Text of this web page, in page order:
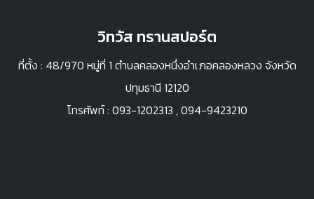
วิทวัส ทรานสปอร์ต
ที่ตั้ง : 48/970 หมู่ที่ 1 ตำบลคลองหนึ่งอำเภอคลองหลวง จังหวัด
ปทุมธานี 12120
โทรศัพท์ : 093-1202313 ,094-9423210